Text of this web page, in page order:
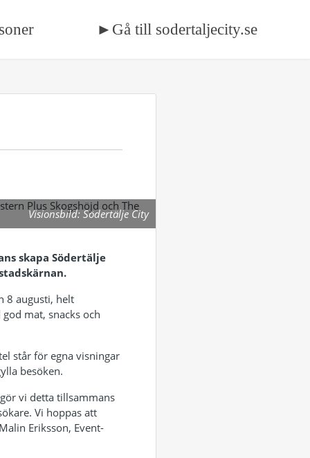
►Gå till sodertaljecity.se
Visionsbild: Södertälje City
skapa Södertälje
8 augusti, helt
mat, snacks och
står för egna visningar
besöken.
vi detta tillsammans
Vi hoppas att
Eriksson, Event-